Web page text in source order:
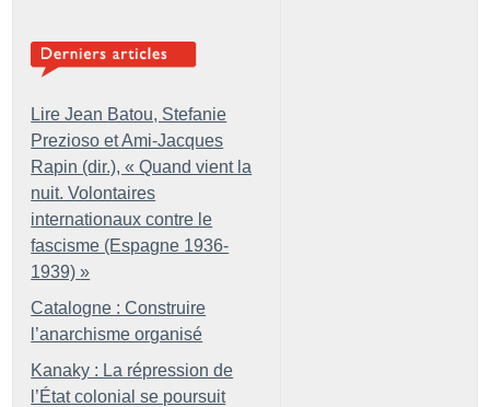
Lire Jean Batou, Stefanie
Prezioso et Ami-Jacques
Rapin (dir.), « Quand vient la
nuit. Volontaires
internationaux contre le
fascisme (Espagne 1936-
1939) »
Catalogne : Construire
l’anarchisme organisé
Kanaky : La répression de
l’État colonial se poursuit